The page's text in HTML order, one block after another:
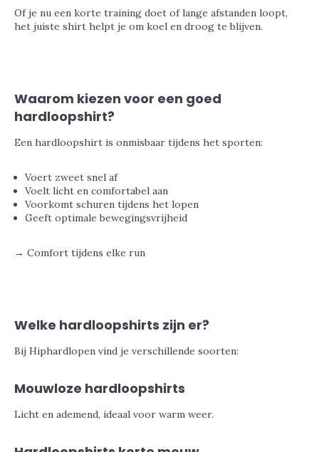
Of je nu een korte training doet of lange afstanden loopt,
het juiste shirt helpt je om koel en droog te blijven.
Waarom kiezen voor een goed
hardloopshirt?
Een hardloopshirt is onmisbaar tijdens het sporten:
Voert zweet snel af
Voelt licht en comfortabel aan
Voorkomt schuren tijdens het lopen
Geeft optimale bewegingsvrijheid
→ Comfort tijdens elke run
Welke hardloopshirts zijn er?
Bij Hiphardlopen vind je verschillende soorten:
Mouwloze hardloopshirts
Licht en ademend, ideaal voor warm weer.